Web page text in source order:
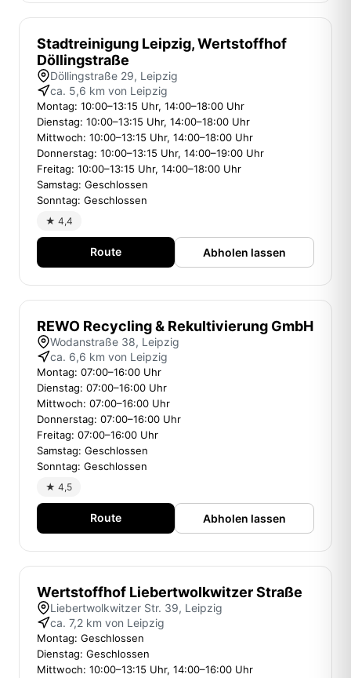
Stadtreinigung Leipzig, Wertstoffhof
Döllingstraße
Döllingstraße 29, Leipzig
ca. 5,6 km von Leipzig
Montag: 10:00–13:15 Uhr, 14:00–18:00 Uhr
Dienstag: 10:00–13:15 Uhr, 14:00–18:00 Uhr
Mittwoch: 10:00–13:15 Uhr, 14:00–18:00 Uhr
Donnerstag: 10:00–13:15 Uhr, 14:00–19:00 Uhr
Freitag: 10:00–13:15 Uhr, 14:00–18:00 Uhr
Samstag: Geschlossen
Sonntag: Geschlossen
★ 4,4
Route Abholen lassen
REWO Recycling & Rekultivierung GmbH
Wodanstraße 38, Leipzig
ca. 6,6 km von Leipzig
Montag: 07:00–16:00 Uhr
Dienstag: 07:00–16:00 Uhr
Mittwoch: 07:00–16:00 Uhr
Donnerstag: 07:00–16:00 Uhr
Freitag: 07:00–16:00 Uhr
Samstag: Geschlossen
Sonntag: Geschlossen
★ 4,5
Route Abholen lassen
Wertstoffhof Liebertwolkwitzer Straße
Liebertwolkwitzer Str. 39, Leipzig
ca. 7,2 km von Leipzig
Montag: Geschlossen
Dienstag: Geschlossen
Mittwoch: 10:00–13:15 Uhr, 14:00–16:00 Uhr